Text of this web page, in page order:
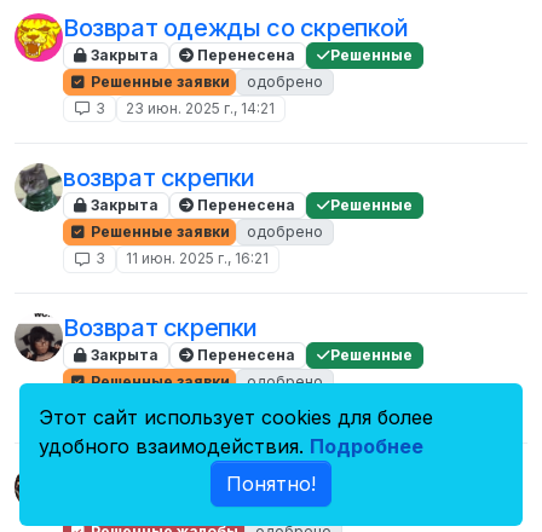
Возврат одежды со скрепкой
Закрыта Перенесена
Решенные
Решенные заявки
одобрено
3
23 июн. 2025 г., 14:21
возврат скрепки
Закрыта Перенесена
Решенные
Решенные заявки
одобрено
3
11 июн. 2025 г., 16:21
Возврат скрепки
Закрыта Перенесена
Решенные
Решенные заявки
одобрено
Парень киборг
Перенесена
Решенные
Этот сайт использует cookies для более
удобного взаимодействия. Подробнее
Понятно!